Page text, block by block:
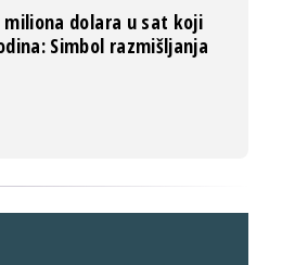
miliona dolara u sat koji
Simbol razmišljanja